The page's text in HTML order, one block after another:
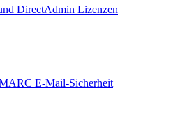
DirectAdmin Lizenzen
E-Mail-Sicherheit